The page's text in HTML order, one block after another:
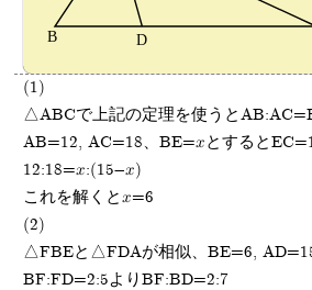
(1)
△ABCで上記の定理を使うと
AB=12, AC=18、BE=xとすると
12:18=x:(15-x)
これを解くとx=6
(2)
△FBEと△FDAが相似、BE=6,
BF:FD=2:5よりBF:BD=2:7